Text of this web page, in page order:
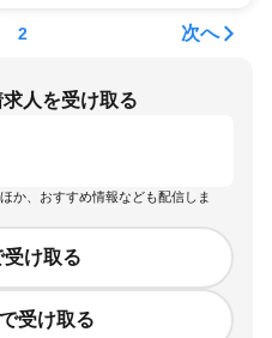
2 次へ
人を受け取る
か、おすすめ情報なども配信しま
受け取る
受け取る